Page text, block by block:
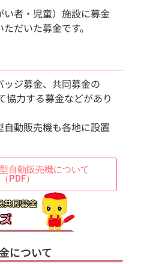
者・児童）施設に募金
だいた募金です。
ジ募金、共同募金の
協力する募金などがあり
自動販売機も各地に設置
自動販売機について
（PDF）
について